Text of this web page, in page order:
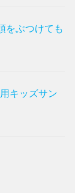
をぶつけても
キッズサン